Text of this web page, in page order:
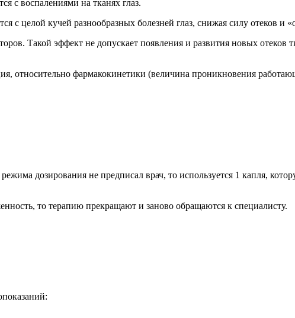
с воспалениями на тканях глаз.
с целой кучей разнообразных болезней глаз, снижая силу отеков и
Такой эффект не допускает появления и развития новых отеков
фармакокинетики (величина проникновения
дозирования не предписал врач, то используется 1 капля,
то терапию прекращают и заново обращаются к специалисту.